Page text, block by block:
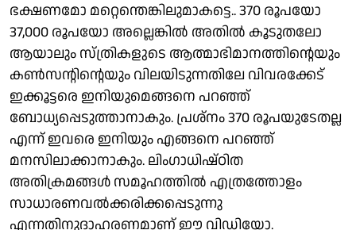
ഭക്ഷണമോ മറ്റെന്തെങ്കിലുമാകട്ടെ.. 370 രൂപയോ
37,000 രൂപയോ അല്ലെങ്കിൽ അതിൽ കൂടുതലോ
ആയാലും സ്ത്രികളുടെ ആത്മാഭിമാനത്തിന്റെയും
കൺസൻ്റിന്റെയും വിലയിടുന്നതിലേ വിവരക്കേട്
ഇക്കൂട്ടരെ ഇനിയുമെങ്ങനെ പറഞ്ഞ്
ബോധ്യപ്പെടുത്താനാകും. പ്രശ്നം 370 രൂപയുടേതല്ല
എന്ന് ഇവരെ ഇനിയും എങ്ങനെ പറ‍ഞ്ഞ്
മനസിലാക്കാനാകും. ലിംഗാധിഷ്ഠിത
അതിക്രമങ്ങൾ സമൂഹത്തിൽ എത്രത്തോളം
സാധാരണവൽക്കരിക്കപ്പെടുന്നു
എന്നതിനുദാഹരണമാണ് ഈ വിഡിയോ.